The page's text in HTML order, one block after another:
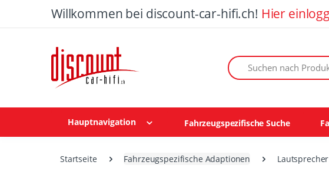
Willkommen bei discount-car-hifi.ch! Hier
Suchen nach Produkten:
Hauptnavigation Fahrzeugspezifische Suche
Startseite Fahrzeugspezifische Adaptionen